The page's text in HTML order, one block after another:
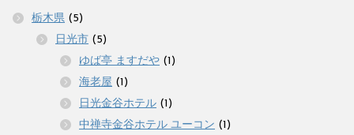
栃木県 (5)
日光市 (5)
ゆば亭 ますだや (1)
海老屋 (1)
日光金谷ホテル (1)
中禅寺金谷ホテル ユーコン (1)